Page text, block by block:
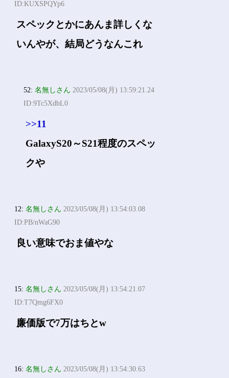
ID:KUXSPQYp6
スペックとかにあんま詳しくな
いんやが、結局どうなんこれ
52:名無しさん 2023/05/08(月) 13:59:21.24
ID:9Tc5XdbL0
>>11
GalaxyS20～S21程度のスペッ
クや
12:名無しさん 2023/05/08(月) 13:54:03.08
ID:PB/nWaG90
良い意味でおま値やな
15:名無しさん 2023/05/08(月) 13:54:21.07
ID:T7Qmg6FX0
廉価版で7万はちとw
16:名無しさん 2023/05/08(月) 13:54:30.63